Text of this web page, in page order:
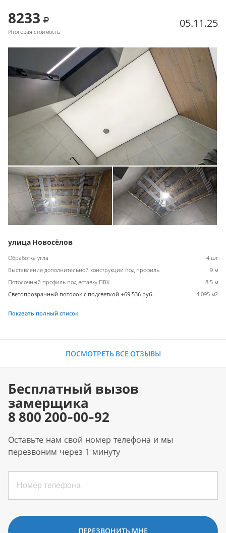
8233
Итоговая стоимость
05.11.25
улица Новосёлов
Обработка угла
4 шт
Выставление дополнительной конструкции под профиль
9 м
Потолочный профиль под вставку ПВХ
8.5 м
Светопрозрачный потолок с подсветкой +69 536 руб.
4.095 м2
Показать полный список
ПОСМОТРЕТЬ ВСЕ ОТЗЫВЫ
Бесплатный вызов
замерщика
8 800 200-00-92
Оставьте нам свой номер телефона и мы
перезвоним через 1 минуту
ПЕРЕЗВОНИТЬ МНЕ